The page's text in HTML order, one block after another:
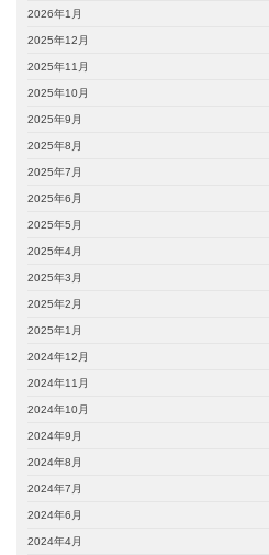
2026年1月
2025年12月
2025年11月
2025年10月
2025年9月
2025年8月
2025年7月
2025年6月
2025年5月
2025年4月
2025年3月
2025年2月
2025年1月
2024年12月
2024年11月
2024年10月
2024年9月
2024年8月
2024年7月
2024年6月
2024年4月